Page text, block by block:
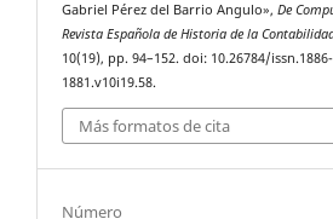
Gabriel Pérez del Barrio Angulo»,De
Revista Española de Historia de la
10(19), pp. 94–152. doi: 10.26784/issn.1886-
1881.v10i19.58.
Más formatos de cita
Número